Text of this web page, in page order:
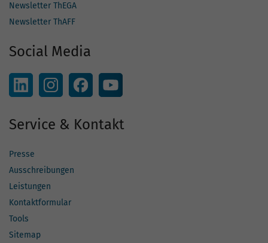
Newsletter ThEGA
Newsletter ThAFF
Social Media
Service & Kontakt
Presse
Ausschreibungen
Leistungen
Kontaktformular
Tools
Sitemap